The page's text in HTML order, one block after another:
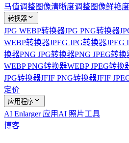
马值调整图像清晰度调整图像鲜艳度
转换器
JPG WEBP转换器JPG PNG转换器
WEBP转换器JPEG JPG转换器JPEG
换器PNG JPG转换器PNG JPEG转换
WEBP PNG转换器WEBP JPEG转换
JPG转换器JFIF PNG转换器JFIF
定价
应用程序
AI Enlarger 应用 AI 照片工具
博客